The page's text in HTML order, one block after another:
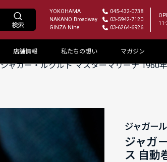
YOKOHAMA
045-432-0738
NAKANO Broadway
03-5942-7120
GINZA Nine
03-6264-6926
店舗情報 私たちの想い マガジン
ジャガー・ルクルト マスターマリーナ 1960
ジャガー
ジャガ
ス 自動